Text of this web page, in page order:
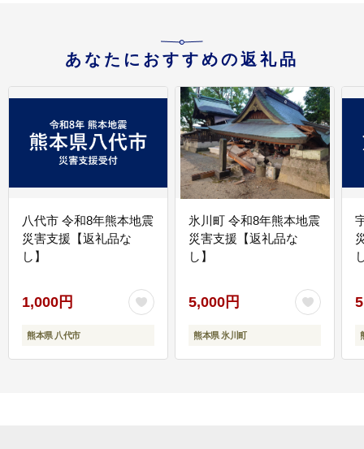
あなたにおすすめの返礼品
八代市 令和8年熊本地震
災害支援【返礼品な
し】
1,000円
熊本県 八代市
氷川町 令和8年熊本地震
災害支援【返礼品な
し】
5,000円
熊本県 氷川町